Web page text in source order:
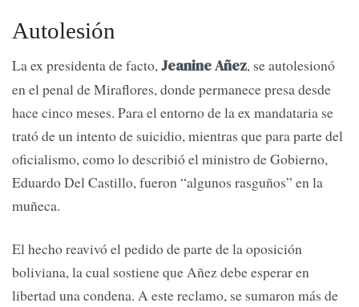
Autolesión
La ex presidenta de facto,Jeanine Añez, se autolesionó
en el penal de Miraflores, donde permanece presa desde
hace cinco meses. Para el entorno de la ex mandataria se
trató de un intento de suicidio, mientras que para parte del
oficialismo, como lo describió el ministro de Gobierno,
Eduardo Del Castillo, fueron “algunos rasguños” en la
muñeca.
El hecho reavivó el pedido de parte de la oposición
boliviana, la cual sostiene que Añez debe esperar en
libertad una condena. A este reclamo, se sumaron más de